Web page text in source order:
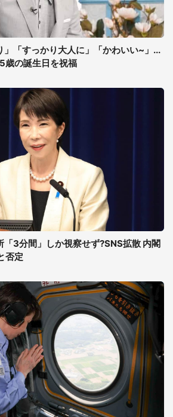
」「すっかり大人に」「かわいい~」...
歳の誕生日を祝福
「3分間」しか視察せず?SNS拡散 内閣
否定